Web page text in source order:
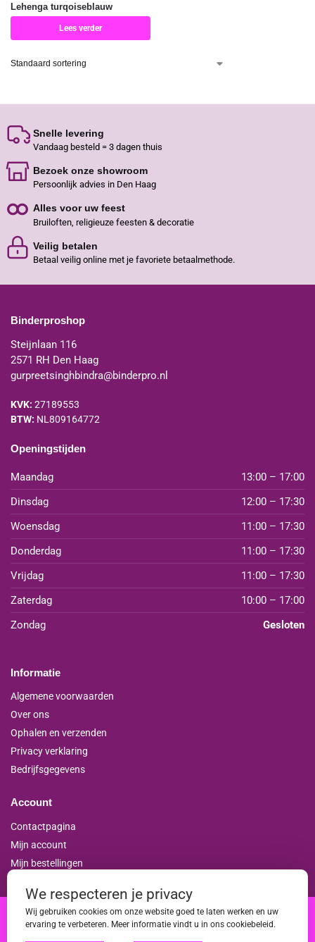
Lehenga turqoiseblauw
Lees verder
Snelle levering
Vandaag besteld = 3 dagen thuis
Bezoek onze showroom
Persoonlijk advies in Den Haag
Alles voor uw feest
Bruiloften, religieuze feesten & decoratie
Veilig betalen
Betaal veilig online met je favoriete betaalmethode.
Binderproshop
Steijnlaan 116
2571 RH Den Haag
gurpreetsinghbindra@binderpro.nl
KVK: 27189553
BTW: NL809164772
Openingstijden
Maandag
13:00 – 17:00
Dinsdag
12:00 – 17:30
Woensdag
11:00 – 17:30
Donderdag
11:00 – 17:30
Vrijdag
11:00 – 17:30
Zaterdag
10:00 – 17:00
Zondag
Gesloten
Informatie
Algemene voorwaarden
Over ons
Ophalen en verzenden
Privacy verklaring
Bedrijfsgegevens
Account
Contactpagina
Mijn account
Mijn bestellingen
| | | |
We respecteren je privacy
Wij gebruiken cookies om onze website goed te laten werken en uw
ervaring te verbeteren. Meer informatie vindt u in ons cookiebeleid.